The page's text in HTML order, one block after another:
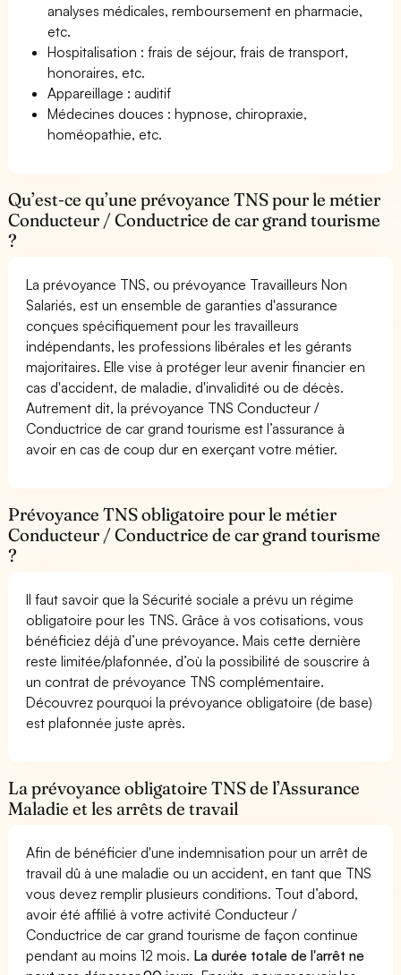
analyses médicales, remboursement en pharmacie,
etc.
Hospitalisation : frais de séjour, frais de transport,
honoraires, etc.
Appareillage : auditif
Médecines douces : hypnose, chiropraxie,
homéopathie, etc.
Qu’est-ce qu’une prévoyance TNS pour le métier
Conducteur / Conductrice de car grand tourisme
?
La prévoyance TNS, ou prévoyance Travailleurs Non
Salariés, est un ensemble de garanties d'assurance
conçues spécifiquement pour les travailleurs
indépendants, les professions libérales et les gérants
majoritaires. Elle vise à protéger leur avenir financier en
cas d'accident, de maladie, d'invalidité ou de décès.
Autrement dit, la prévoyance TNS Conducteur /
Conductrice de car grand tourisme est l’assurance à
avoir en cas de coup dur en exerçant votre métier.
Prévoyance TNS obligatoire pour le métier
Conducteur / Conductrice de car grand tourisme
?
Il faut savoir que la Sécurité sociale a prévu un régime
obligatoire pour les TNS. Grâce à vos cotisations, vous
bénéficiez déjà d’une prévoyance. Mais cette dernière
reste limitée/plafonnée, d’où la possibilité de souscrire à
un contrat de prévoyance TNS complémentaire.
Découvrez pourquoi la prévoyance obligatoire (de base)
est plafonnée juste après.
La prévoyance obligatoire TNS de l’Assurance
Maladie et les arrêts de travail
Afin de bénéficier d'une indemnisation pour un arrêt de
travail dû à une maladie ou un accident, en tant que TNS
vous devez remplir plusieurs conditions. Tout d’abord,
avoir été affilié à votre activité Conducteur /
Conductrice de car grand tourisme de façon continue
pendant au moins 12 mois. La durée totale de l'arrêt ne